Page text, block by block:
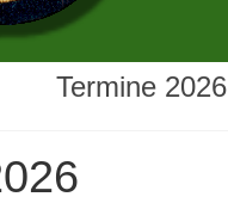
Termine 2026